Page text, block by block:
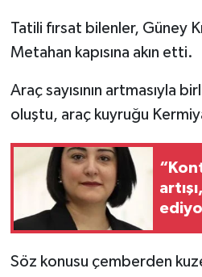
Tatili fırsat bilenler, Güney
Metahan kapısına akın etti.
Araç sayısının artmasıyla
oluştu, araç kuyruğu
Söz konusu çemberden